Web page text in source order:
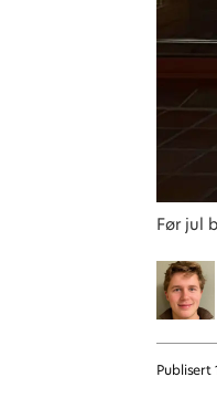
Før jul
Publisert